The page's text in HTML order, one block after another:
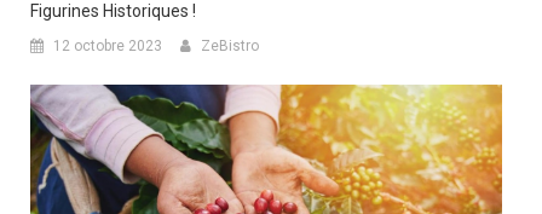
Figurines Historiques !
12 octobre 2023 ZeBistro